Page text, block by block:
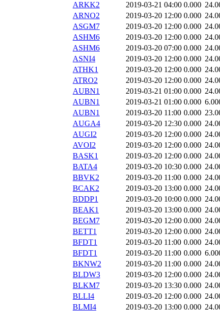
ARKK2
2019-03-21 04:00 0.000
ARNO2
2019-03-20 12:00 0.000
ASGM7
2019-03-20 12:00 0.000
ASHM6
2019-03-20 12:00 0.000
ASHM6
2019-03-20 07:00 0.000
ASNI4
2019-03-20 12:00 0.000
ATHK1
2019-03-20 12:00 0.000
ATRO2
2019-03-20 12:00 0.000
AUBN1
2019-03-21 01:00 0.000
AUBN1
2019-03-21 01:00 0.000
AUBN1
2019-03-20 11:00 0.000
AUGA4
2019-03-20 12:30 0.000
AUGI2
2019-03-20 12:00 0.000
AVOI2
2019-03-20 12:00 0.000
BASK1
2019-03-20 12:00 0.000
BATA4
2019-03-20 10:30 0.000
BBVK2
2019-03-20 11:00 0.000
BCAK2
2019-03-20 13:00 0.000
BDDP1
2019-03-20 10:00 0.000
BEAK1
2019-03-20 13:00 0.000
BEGM7
2019-03-20 12:00 0.000
BETT1
2019-03-20 12:00 0.000
BFDT1
2019-03-20 11:00 0.000
BFDT1
2019-03-20 11:00 0.000
BKNW2
2019-03-20 11:00 0.000
BLDW3
2019-03-20 12:00 0.000
BLKM7
2019-03-20 13:30 0.000
BLLI4
2019-03-20 12:00 0.000
BLMI4
2019-03-20 13:00 0.000